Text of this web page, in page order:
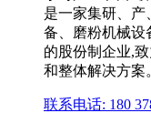
是一家集研、产
备、磨粉机械设
的股份制企业,
和整体解决方案
联系电话: 180